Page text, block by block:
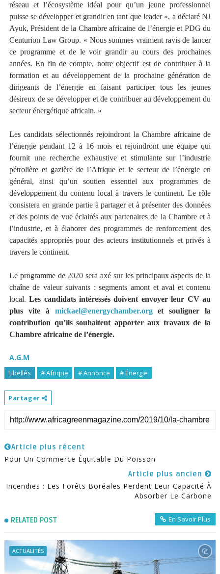
réseau et l’écosystème idéal pour qu’un jeune professionnel
puisse se développer et grandir en tant que leader », a déclaré NJ
Ayuk, Président de la Chambre africaine de l’énergie et PDG du
Centurion Law Group. « Nous sommes vraiment ravis de lancer
ce programme et de le voir grandir au cours des prochaines
années. En fin de compte, notre objectif est de contribuer à la
formation et au développement de la prochaine génération de
dirigeants de l’énergie en faisant participer tous les jeunes
désireux de se développer et de contribuer au développement du
secteur énergétique africain. »
Les candidats sélectionnés rejoindront la Chambre africaine de
l’énergie pendant 12 à 16 mois et rejoindront une équipe qui
fournit une recherche exhaustive et stimulante sur l’industrie
pétrolière et gazière de l’Afrique et le secteur de l’énergie en
général, ainsi qu’un soutien essentiel aux programmes de
développement du contenu local à travers le continent. Le rôle
consistera en grande partie à partager et à présenter des données
et des points de vue éclairés aux partenaires de la Chambre et à
l’industrie, et à élaborer des programmes de renforcement des
capacités appropriés pour des acteurs institutionnels et privés à
travers le continent.
Le programme de 2020 sera axé sur les principaux aspects de la
chaîne de valeur suivants : segments amont et aval et contenu
local.Les candidats intéressés doivent envoyer leur CV au
plus vite à mickael@energychamber.orget souligner la
contribution qu’ils souhaitent apporter aux travaux de la
Chambre africaine de l’énergie.
A.G.M
Libellés # Afrique # Annonce # Énergie
Partager
Article plus récent
Pour Un Commerce Équitable Du Poisson
Article plus ancien
Incendies : Les Forêts Boréales Perdent Leur Capacité À
Absorber Le Carbone
RELATED POST En Savoir Plus
ACTUALITÉS